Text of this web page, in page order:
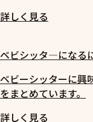
詳しく見る
ベビシッタ―になる
ベビーシッターに興
をまとめています。
詳しく見る